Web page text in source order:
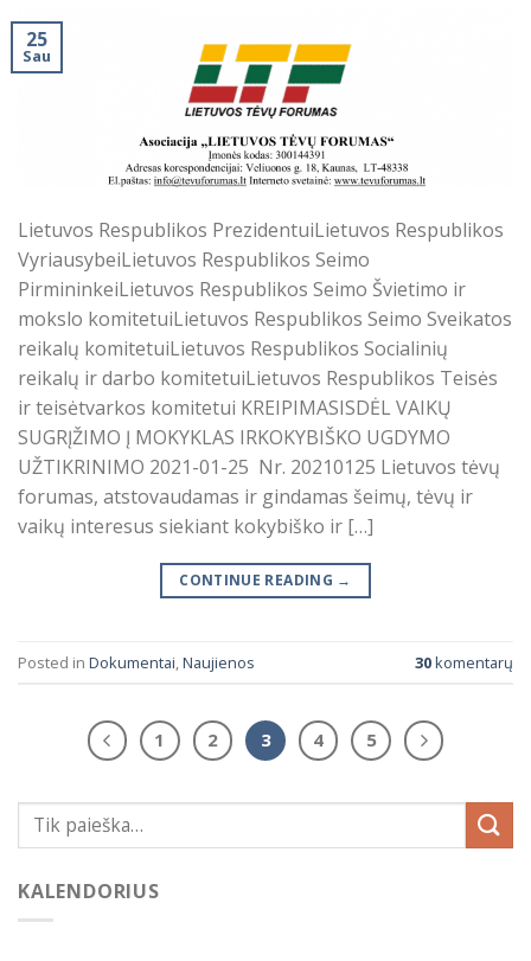
25
Sau
Lietuvos Respublikos PrezidentuiLietuvos Respublikos
VyriausybeiLietuvos Respublikos Seimo
PirmininkeiLietuvos Respublikos Seimo Švietimo ir
mokslo komitetuiLietuvos Respublikos Seimo Sveikatos
reikalų komitetuiLietuvos Respublikos Socialinių
reikalų ir darbo komitetuiLietuvos Respublikos Teisės
ir teisėtvarkos komitetui KREIPIMASISDĖL VAIKŲ
SUGRĮŽIMO Į MOKYKLAS IRKOKYBIŠKO UGDYMO
UŽTIKRINIMO 2021-01-25 Nr. 20210125 Lietuvos tėvų
forumas, atstovaudamas ir gindamas šeimų, tėvų ir
vaikų interesus siekiant kokybiško ir […]
CONTINUE READING →
Posted in Dokumentai Naujienos 30komentarų
1 2 3 4 5
KALENDORIUS